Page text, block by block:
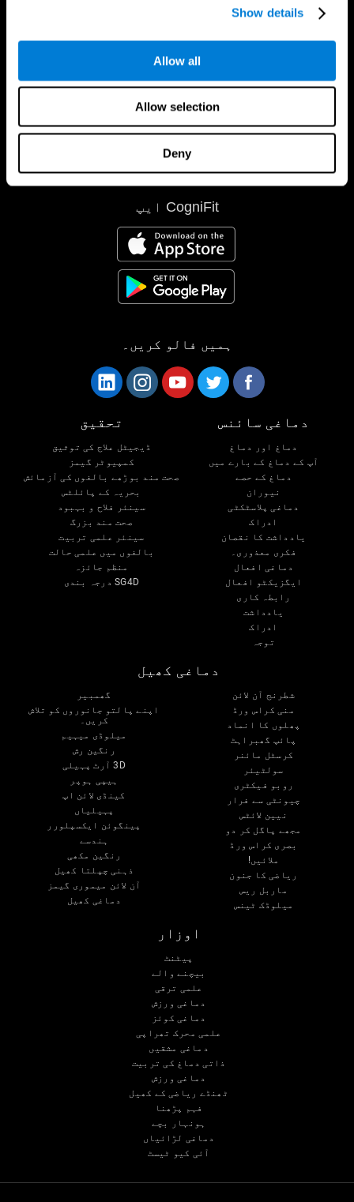
Show details
Allow all
Allow selection
Deny
CogniFit ایپ
ہمیں فالو کریں۔
دماغی سائنس
دماغ اور دماغ
آپ کے دماغ کے بارے میں
دماغ کے حصے
نیوران
دماغی پلاسٹکٹی
ادراک
یادداشت کا نقصان
فکری معذوری۔
دماغی افعال
ایگزیکٹو افعال
رابطہ کاری
یادداشت
ادراک
توجہ
تحقیق
ڈیجیٹل علاج کی توثیق
کمپیوٹر گیمز
صحت مند بوڑھے بالغوں کی آزمائش
بحریہ کے پائلٹس
سینئر فلاح و بہبود
صحت مند بزرگ
سینئر علمی تربیت
بالغوں میں علمی حالت
منظم جائزہ
SG4D درجہ بندی
دماغی کھیل
شطرنج آن لائن
منی کراس ورڈ
پھلوں کا انماد
پائپ گھبراہٹ
کرسٹل مائنر
سولٹیئر
روبو فیکٹری
چیونٹی سے فرار
نیین لائٹس
مجھے پاگل کر دو
بصری کراس ورڈ
ملائیں!
ریاضی کا جنون
ماربل ریس
میلوڈک ٹینس
گھمبیر
اپنے پالتو جانوروں کو تلاش
کریں۔
میلوڈی میہیم
رنگین رش
3D آرٹ پہیلی
ہیپی ہوپر
کینڈی لائن اپ
پہیلیاں
پینگوئن ایکسپلورر
ہندسے
رنگین مکھی
ذہنی چپلتا کھیل
آن لائن میموری گیمز
دماغی کھیل
اوزار
پیٹنٹ
بیچنے والے
علمی ترقی
دماغی ورزش
دماغی کوئز
علمی محرک تھراپی
دماغی مشقیں
ذاتی دماغ کی تربیت
دماغی ورزش
ٹھنڈے ریاضی کے کھیل
فہم پڑھنا
ہونہار بچے
دماغی لڑائیاں
آئی کیو ٹیسٹ